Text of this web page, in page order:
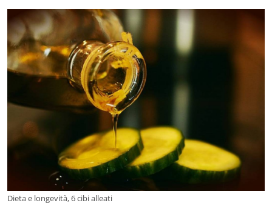
Dieta e longevità, 6 cibi alleati